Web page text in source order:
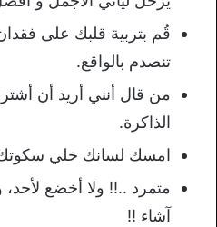
قُم بتربية قلبك على فقدان
تنصدم بالواقع.
من قال أنني أريد أن
الذاكرة.
امسك لسانك خلي
متمرد ..!! ولا أخضع
آشاء !!